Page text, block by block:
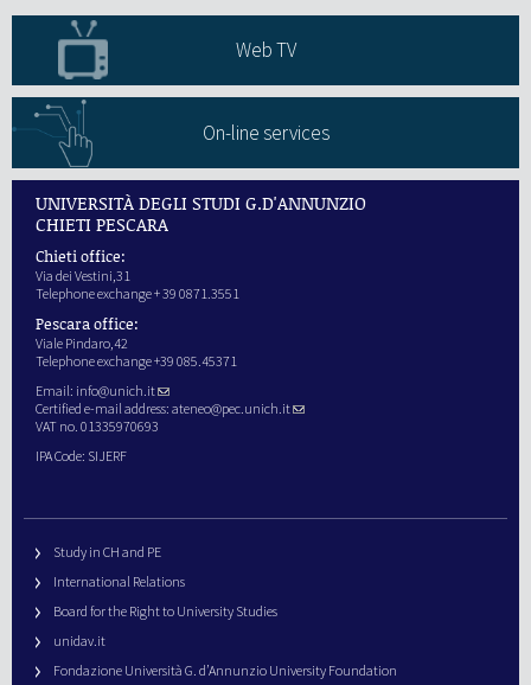
Web TV
On-line services
UNIVERSITÀ DEGLI STUDI G.D'ANNUNZIO
CHIETI PESCARA
Chieti office:
Via dei Vestini,31
Telephone exchange + 39 0871.3551
Pescara office:
Viale Pindaro,42
Telephone exchange +39 085.45371
Email: info@unich.it
Certified e-mail address: ateneo@pec.unich.it
VAT no. 01335970693
IPA Code: SIJERF
Study in CH and PE
International Relations
Board for the Right to University Studies
unidav.it
Fondazione Università G. d’Annunzio University Foundation